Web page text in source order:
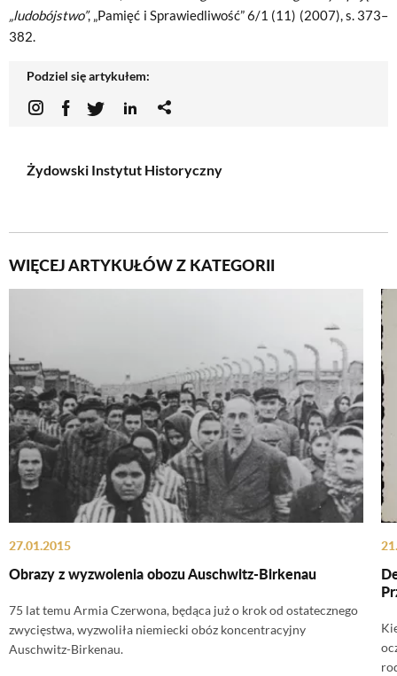
„ludobójstwo”, „Pamięć i Sprawiedliwość” 6/1 (11) (2007), s. 373–
382.
Podziel się artykułem:
Żydowski Instytut Historyczny
WIĘCEJ ARTYKUŁÓW Z KATEGORII
27.01.2015
Obrazy z wyzwolenia obozu Auschwitz-Birkenau
75 lat temu Armia Czerwona, będąca już o krok od ostatecznego
zwycięstwa, wyzwoliła niemiecki obóz koncentracyjny
Auschwitz-Birkenau.